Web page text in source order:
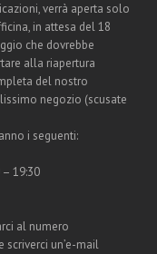
verrà aperta solo
in attesa del 18
che dovrebbe
alla riapertura
del nostro
negozio (scusate
i seguenti:
19:30
al numero
un’e-mail